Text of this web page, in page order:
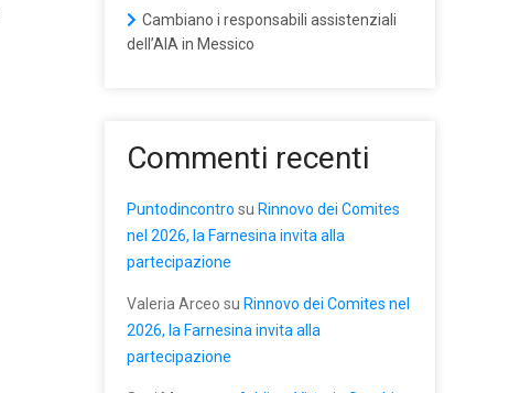
Cambiano i responsabili assistenziali
dell’AIA in Messico
Commenti recenti
Puntodincontro su Rinnovo dei Comites
nel 2026, la Farnesina invita alla
partecipazione
Valeria Arceo su Rinnovo dei Comites nel
2026, la Farnesina invita alla
partecipazione